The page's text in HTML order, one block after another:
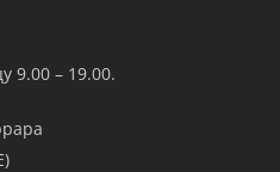
9.00 – 19.00.